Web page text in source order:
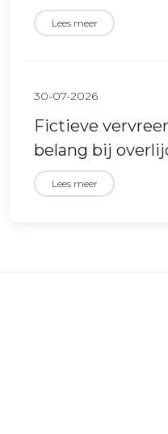
Lees meer
30-07-2026
Fictieve
belang bij
Lees meer